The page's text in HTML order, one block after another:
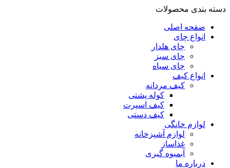
دسته بندی محصولات
صفحه اصلی
انواع چای
چای هلدار
چای سبز
چای سیاه
انواع کیف
کیف مردانه
کوله پشتی
کیف اسپرت
کیف دستی
لوازم خانگی
لوازم آشپزخانه
غذاساز
آبمیوه گیری
درباره ما